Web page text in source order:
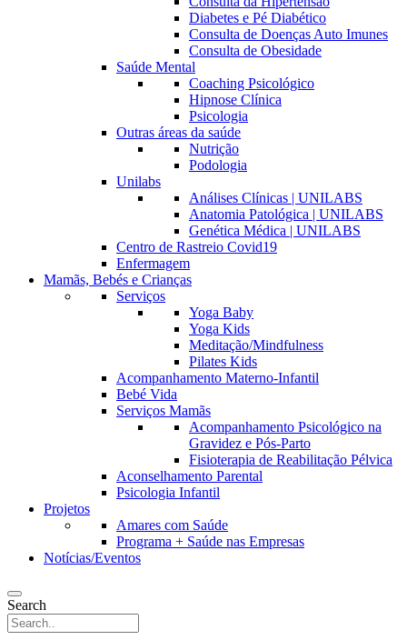
Diabetes e Pé Diabético
Consulta de Doenças Auto Imunes
Consulta de Obesidade
Saúde Mental
Coaching Psicológico
Hipnose Clínica
Psicologia
Outras áreas da saúde
Nutrição
Podologia
Unilabs
Análises Clínicas | UNILABS
Anatomia Patológica | UNILABS
Genética Médica | UNILABS
Centro de Rastreio Covid19
Enfermagem
Mamãs, Bebés e Crianças
Serviços
Yoga Baby
Yoga Kids
Meditação/Mindfulness
Pilates Kids
Acompanhamento Materno-Infantil
Bebé Vida
Serviços Mamãs
Acompanhamento Psicológico na
Gravidez e Pós-Parto
Fisioterapia de Reabilitação Pélvica
Aconselhamento Parental
Psicologia Infantil
Projetos
Amares com Saúde
Programa + Saúde nas Empresas
Notícias/Eventos
Search